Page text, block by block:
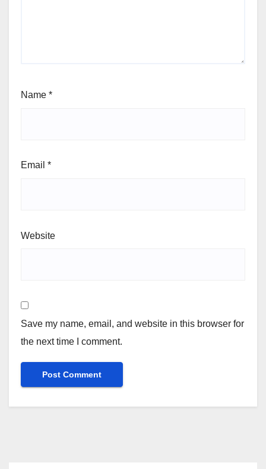
Name *
Email *
Website
Save my name, email, and website in this browser for
the next time I comment.